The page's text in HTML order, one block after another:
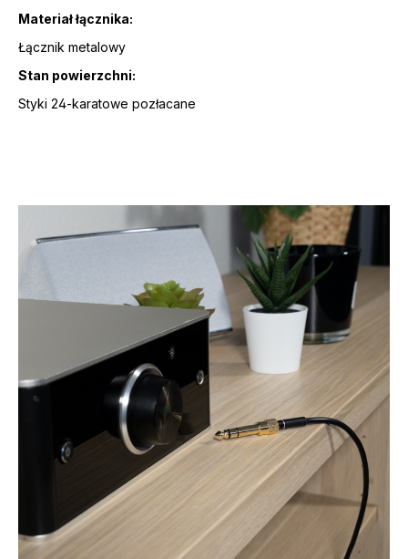
Materiał łącznika:
Łącznik metalowy
Stan powierzchni:
Styki 24-karatowe pozłacane